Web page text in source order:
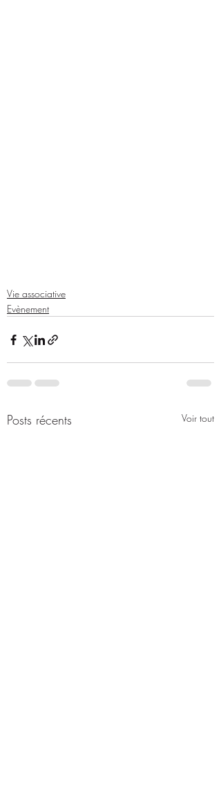
Vie associative
Evènement
Posts récents Voir tout